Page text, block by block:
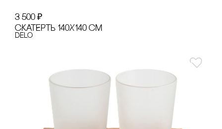
3 500 ₽
сКАТЕРТЬ 140Х140 сМ
Delo